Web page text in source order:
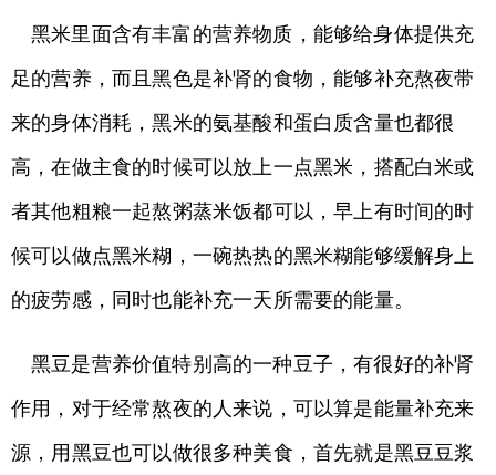
黑米里面含有丰富的营养物质，能够给身体提供充
足的营养，而且黑色是补肾的食物，能够补充熬夜带
来的身体消耗，黑米的氨基酸和蛋白质含量也都很
高，在做主食的时候可以放上一点黑米，搭配白米或
者其他粗粮一起熬粥蒸米饭都可以，早上有时间的时
候可以做点黑米糊，一碗热热的黑米糊能够缓解身上
的疲劳感，同时也能补充一天所需要的能量。
黑豆是营养价值特别高的一种豆子，有很好的补肾
作用，对于经常熬夜的人来说，可以算是能量补充来
源，用黑豆也可以做很多种美食，首先就是黑豆豆浆